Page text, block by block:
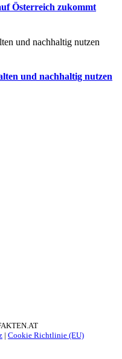
Österreich zukommt
und nachhaltig nutzen
| Cookie Richtlinie (EU)